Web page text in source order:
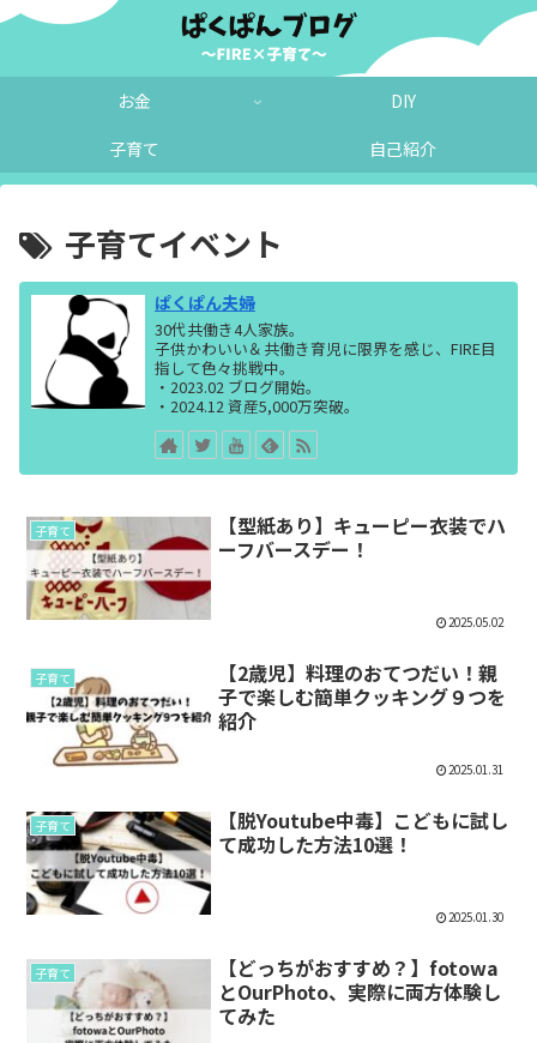
お金
DIY
子育て
自己紹介
子育てイベント
ぱくぱん夫婦
30代共働き4人家族。
子供かわいい＆共働き育児に限界を感じ、FIRE目
指して色々挑戦中。
・2023.02 ブログ開始。
・2024.12 資産5,000万突破。
子育て
【型紙あり】キューピー衣装でハ
ーフバースデー！
2025.05.02
子育て
【2歳児】料理のおてつだい！親
子で楽しむ簡単クッキング９つを
紹介
2025.01.31
子育て
【脱Youtube中毒】こどもに試し
て成功した方法10選！
2025.01.30
子育て
【どっちがおすすめ？】fotowa
とOurPhoto、実際に両方体験し
てみた